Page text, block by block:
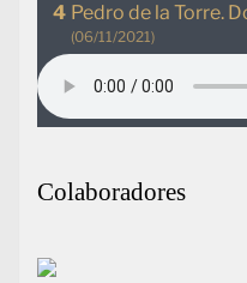
Pedro de la Torre.
(06/11/2021)
Colaboradores